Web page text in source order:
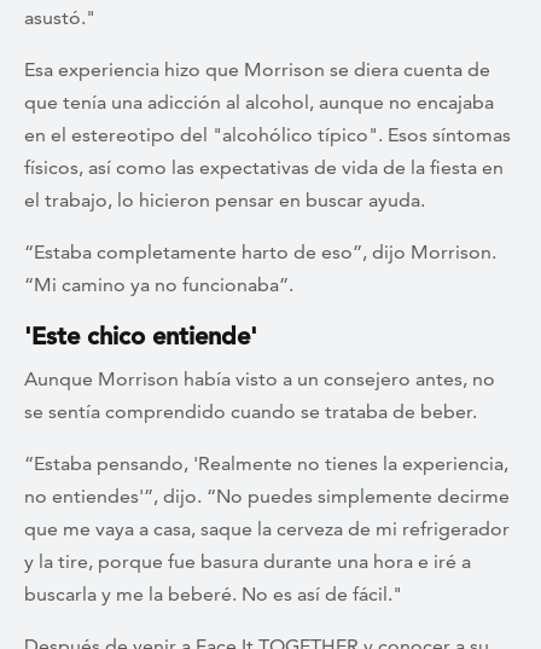
asustó."
Esa experiencia hizo que Morrison se diera cuenta de
que tenía una adicción al alcohol, aunque no encajaba
en el estereotipo del "alcohólico típico". Esos síntomas
físicos, así como las expectativas de vida de la fiesta en
el trabajo, lo hicieron pensar en buscar ayuda.
“Estaba completamente harto de eso”, dijo Morrison.
“Mi camino ya no funcionaba”.
'Este chico entiende'
Aunque Morrison había visto a un consejero antes, no
se sentía comprendido cuando se trataba de beber.
“Estaba pensando, 'Realmente no tienes la experiencia,
no entiendes'”, dijo. “No puedes simplemente decirme
que me vaya a casa, saque la cerveza de mi refrigerador
y la tire, porque fue basura durante una hora e iré a
buscarla y me la beberé. No es así de fácil."